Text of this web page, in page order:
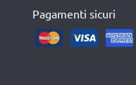
Pagamenti sicuri